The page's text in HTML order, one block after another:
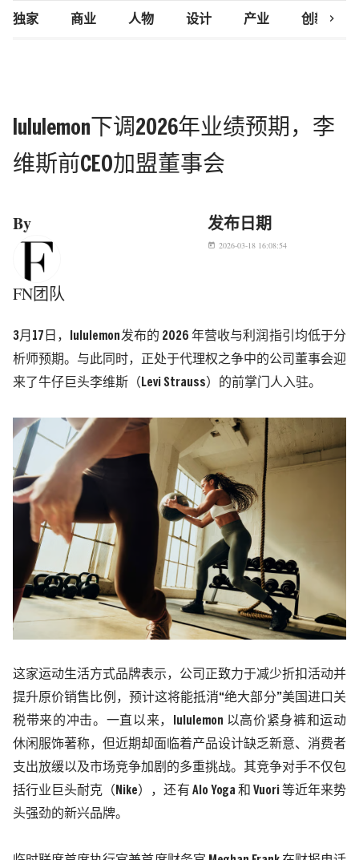
独家 商业 人物 设计 产业 创新研究
chevron_right
lululemon下调2026年业绩预期，李
维斯前CEO加盟董事会
By
FN团队
发布日期
today 2026-03-18 16:08:54
3月 17 日 ， ululemon发布的 2026年营收与利润指引均低于分
析师预期。与此同时，正处于代理权之争中的公司董事会迎
来了牛仔巨头李维斯（ Levi Strauss ）的前掌门人入驻。
这家运动生活方式品牌表示，公司正致力于减少折扣活动并
提升原价销售比例，预计这将能抵消“绝大部分”美国进口关
税带来的冲击。 一直以来， ululemon 以高价紧身裤和运动
休闲服饰著称，但近期却面临着产品设计缺乏新意、消费者
支出放缓以及市场竞争加剧的多重挑战。其竞争对手不仅包
括行业巨头耐克（ Nike ），还有 Alo Yoga 和 Vuori 等近年来势
头强劲的新兴品牌。